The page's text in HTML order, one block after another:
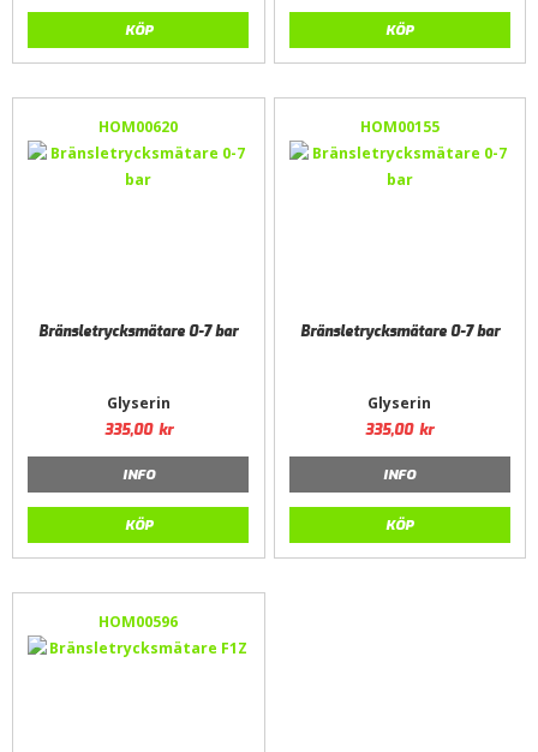
KÖP KÖP
HOM00620
Bränsletrycksmätare 0-7 bar
Glyserin
335,00 kr
INFO
KÖP
HOM00155
Bränsletrycksmätare 0-7 bar
Glyserin
335,00 kr
INFO
KÖP
HOM00596